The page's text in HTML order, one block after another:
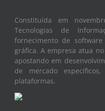
Constituída em
Tecnologias de
fornecimento de
gráfica. A empresa atua
apostando em
de mercado
plataformas.